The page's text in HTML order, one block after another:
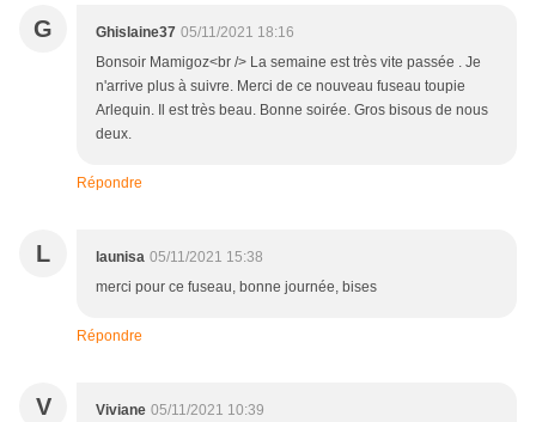
G Ghislaine37 05/11/2021 18:16
Bonsoir Mamigoz<br /> La semaine est très vite passée . Je
n'arrive plus à suivre. Merci de ce nouveau fuseau toupie
Arlequin. Il est très beau. Bonne soirée. Gros bisous de nous
deux.
Répondre
L launisa 05/11/2021 15:38
merci pour ce fuseau, bonne journée, bises
Répondre
V Viviane 05/11/2021 10:39